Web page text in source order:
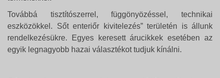
Továbbá tisztítószerrel, függönyözéssel, technikai
eszközökkel. Sőt enteriőr kivitelezés” területén is állunk
rendelkezésükre. Egyes keresett árucikkek esetében az
egyik legnagyobb hazai választékot tudjuk kínálni.